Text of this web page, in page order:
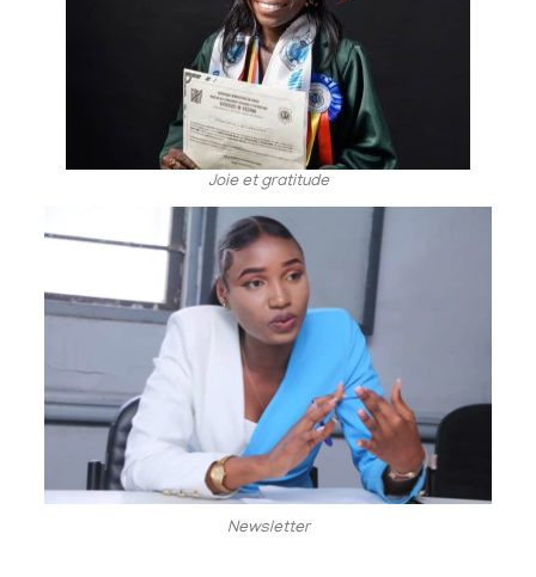
Joie et gratitude
Newsletter